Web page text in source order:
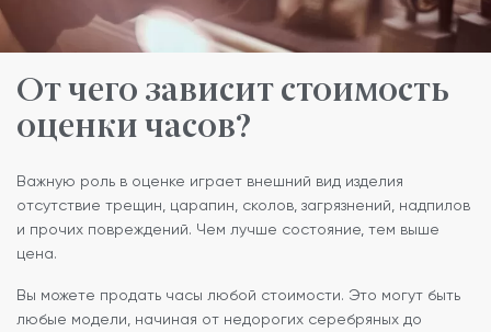
От чего зависит стоимость
оценки часов?
Важную роль в оценке играет внешний вид изделия
отсутствие трещин, царапин, сколов, загрязнений, надпилов
и прочих повреждений. Чем лучше состояние, тем выше
цена.
Вы можете продать часы любой стоимости. Это могут быть
любые модели, начиная от недорогих серебряных до